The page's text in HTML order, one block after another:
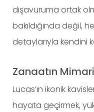
dışavuruma ortak
bakıldığında değil,
detaylarıyla kendini
Zanaatın
Lucas’ın ikonik
hayata geçirmek,